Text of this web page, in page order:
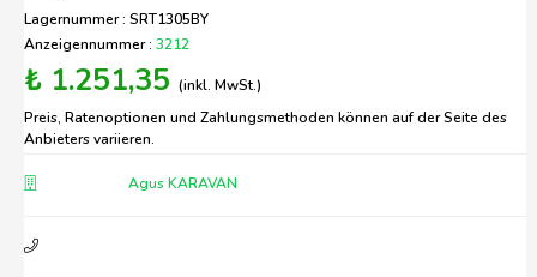
Lagernummer : SRT1305BY
Anzeigennummer : 3212
₺ 1.251,35 (inkl. MwSt.)
Preis, Ratenoptionen und Zahlungsmethoden können auf der Seite des
Anbieters variieren.
Agus KARAVAN